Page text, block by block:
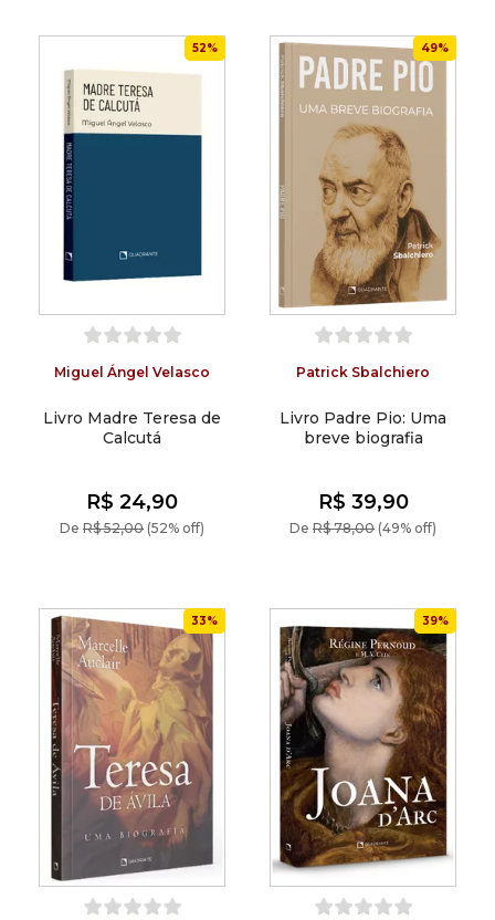
52%
Miguel Ángel Velasco
Livro Madre Teresa de
Calcutá
De R$ 52,00 (52% off)
R$ 24,90
49%
Patrick Sbalchiero
Livro Padre Pio: Uma
breve biografia
De R$ 78,00 (49% off)
R$ 39,90
33% 39%